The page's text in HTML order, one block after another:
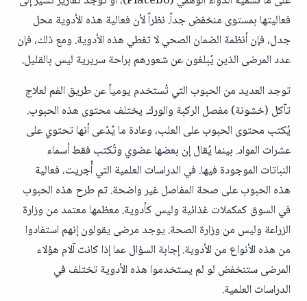
فعاليتها بمستوى منخفض جداً. نظراً لأن فعالية هذه الأدوية محل
جدل، فإن أنظمة الضمان الصحي لا تغطي هذه الأدوية. ومع ذلك، فإن
عدد المرضى الذين يُبلغون عن شعورهم براحة سريرية ليس بالقليل.
توجد العديد من الحبوب التي تُستخدم يومياً عن طريق الفم لعلاج
تآكل (خشونة) مفصل الركبة والورك. يختلف محتوى هذه الحبوب.
يُكتب محتوى الحبوب على العلب، وعادة ما يُدّعى أنها تحتوي على
عشرات المواد. بينما يُقال إن بعضها عضوي وتُكتب فقط أسماء
النباتات الموجودة فيها. في الدراسات العلمية التي أُجريت، فعالية
هذه الحبوب على صحة المفاصل غير واضحة. تم طرح هذه الحبوب
في السوق كمكملات غذائية وليس كأدوية. معظمها معتمد من وزارة
الزراعة وليس من وزارة الصحة. يوجد مرضى يقولون إنهم استفادوا
من هذه الأنواع من الأدوية. إجابة السؤال عما إذا كانت آلام هؤلاء
المرضى ستنخفض لو لم يستخدموا هذه الأدوية تختلف في
الدراسات العلمية.